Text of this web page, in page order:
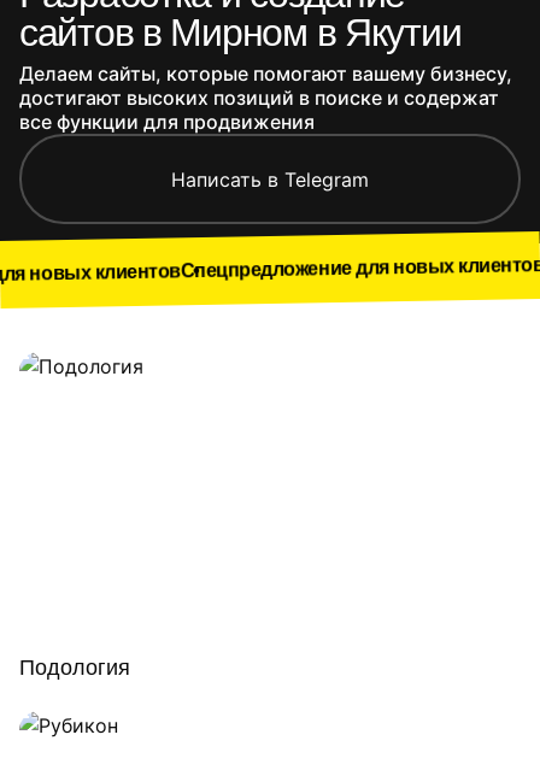
сайтов в Мирном в Якутии
Делаем сайты, которые помогают вашему бизнесу,
достигают высоких позиций в поиске и содержат
все функции для продвижения
Написать в Telegram
Спецпредложение для новых клиентов
Наши работы
Подология